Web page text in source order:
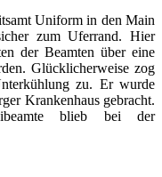
Uniform in den Main
zum Uferrand. Hier
der Beamten über eine
Glücklicherweise zog
zu. Er wurde
Krankenhaus gebracht.
blieb bei der